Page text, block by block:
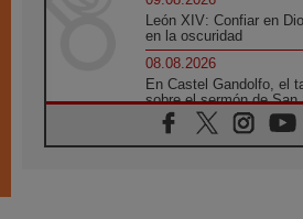
León XIV: Confiar en
en la oscuridad
08.08.2026
En Castel Gandolfo, el
sobre el sermón de San
08.08.2026
En Colombia, «la paz